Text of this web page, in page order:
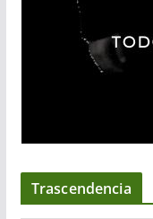
Trascendencia